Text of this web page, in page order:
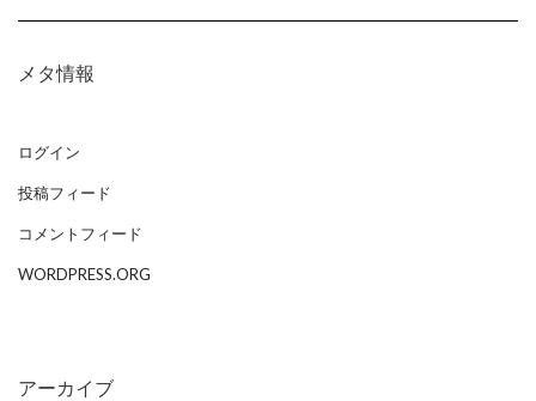
メタ情報
ログイン
投稿フィード
コメントフィード
WORDPRESS.ORG
アーカイブ